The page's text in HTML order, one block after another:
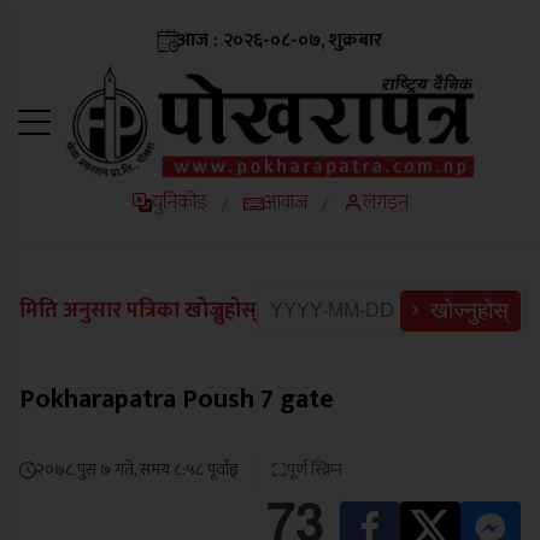
आज : २०२६-०८-०७, शुक्रबार
युनिकोड / आवाज / लगइन
मिति अनुसार पत्रिका खोज्नुहोस् खोज्नुहोस्
Pokharapatra Poush 7 gate
२०७८ पुस ७ गते, समय ८:५८ पूर्वाह्न पूर्ण स्क्रिन
73